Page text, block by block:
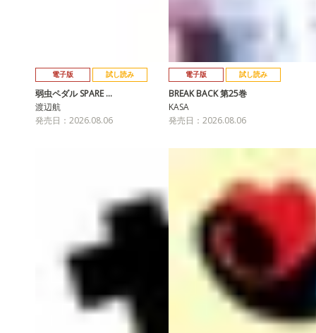
電子版 試し読み
弱虫ペダル SPARE …
渡辺航
発売日：2026.08.06
電子版 試し読み
BREAK BACK 第25巻
KASA
発売日：2026.08.06